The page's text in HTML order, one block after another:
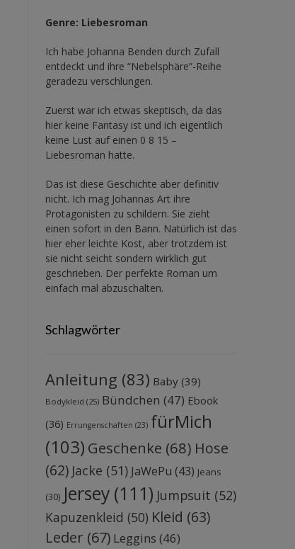
Genre: Liebesroman
Ich habe Johanna Benden durch Zufall
entdeckt und ihre “Nebelsphäre”-Reihe
geradezu verschlungen.
Zuerst war ich etwas skeptisch, da das
hier keine Fantasy ist und ich eigentlich
keine Lust auf einen 0 8 15 –
Liebesroman hatte.
Das ist diese Geschichte aber definitiv
nicht. Ich mag Johannas Art ihre
Protagonisten zu schildern. Sie zieht
einen sofort in den Bann. Natürlich ist das
hier eher leichte Kost, aber trotzdem ist
sie nicht seicht sondern wirklich gut
geschrieben. Der perfekte Roman um
einfach mal abzuschalten.
Schlagwörter
Anleitung (83) Baby(39)
Bodykleid (25) Bündchen (47) Ebook
(36) Errungenschaften (23) fürMich
(103) Geschenke (68) Hose
(62) Jacke (51) JaWePu (43) Jeans
(30) Jersey(111) Jumpsuit (52)
Kapuzenkleid (50) Kleid (63)
Leder (67) Leggins (46)